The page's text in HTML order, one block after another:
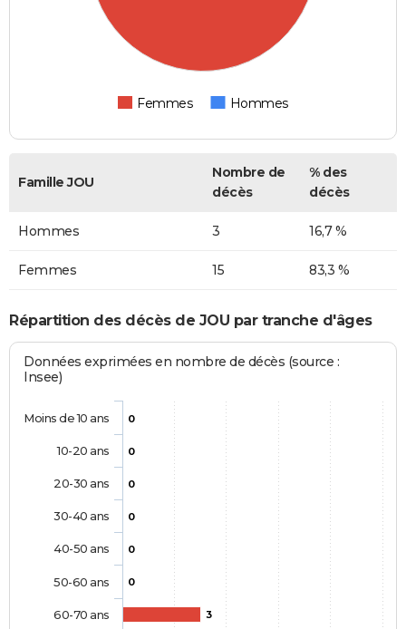
Femmes Hommes
Famille JOU
Nombre de
décès
% des
décès
Hommes 3 16,7 %
Femmes 15 83,3 %
Répartition des décès de JOU par tranche d'âges
Données exprimées en nombre de décès (source :
Insee)
0
0
0
0
0
0
3
Moins de 10 ans
10-20 ans
20-30 ans
30-40 ans
40-50 ans
50-60 ans
60-70 ans